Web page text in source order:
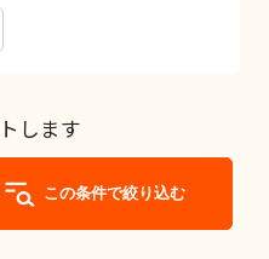
します
この条件で絞り込む